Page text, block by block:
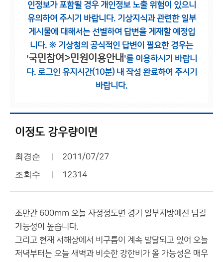
인정보가 포함될 경우 개인정보 노출 위험이 있으니
유의하여 주시기 바랍니다. 기상지식과 관련한 일부
게시물에 대해서는 선별하여 답변을 게재할 예정입
니다. ※ 기상청의 공식적인 답변이 필요한 경우는
'국민참여>민원이용안내 '를 이용하시기 바랍니
다. 로그인 유지시간(10분) 내 작성 완료하여 주시기
바랍니다.
이정도 강우량이면
최경순 2011/07/27
조회수 12314
조만간 600mm 오늘 자정정도면 경기 일부지방에선 넘길
가능성이 높습니다.
그리고 현재 서해상에서 비구름이 계속 발달되고 있어 오늘
저녁부터는 오늘 새벽과 비슷한 강한비가 올 가능성은 매우